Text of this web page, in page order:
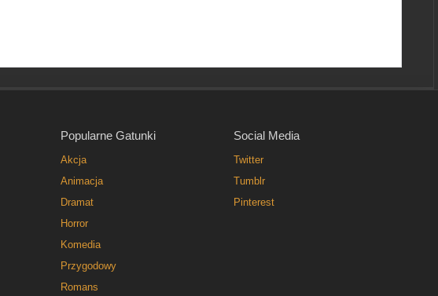
Popularne Gatunki
Akcja
Animacja
Dramat
Horror
Komedia
Przygodowy
Romans
Social Media
Twitter
Tumblr
Pinterest